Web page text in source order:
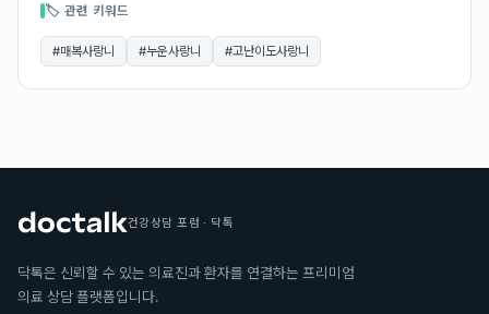
🏷 관련 키워드
#매복사랑니 #누운사랑니 #고난이도사랑니
건강상담 포럼 · 닥톡
닥톡은 신뢰할 수 있는 의료진과 환자를 연결하는 프리미엄
의료 상담 플랫폼입니다.